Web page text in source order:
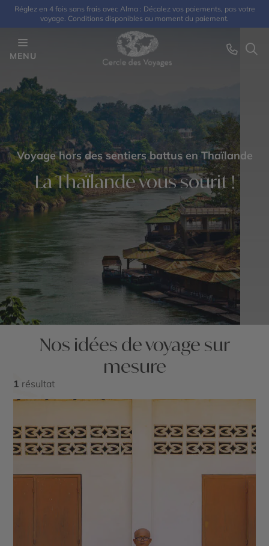
Réglez en 4 fois sans frais avec Alma : Décalez vos paiements, pas votre
voyage. Conditions disponibles au moment du paiement.
MENU
Voyage hors des sentiers battus en Thaïlande
La Thaïlande vous sourit !
Nos idées de voyage sur
mesure
1 résultat